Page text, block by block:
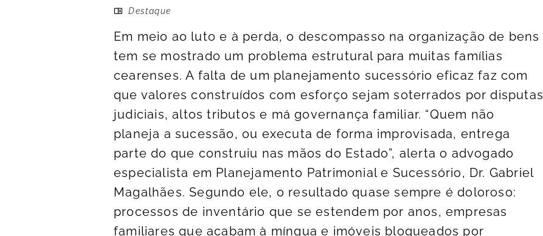
Destaque
Em meio ao luto e à perda, o descompasso na organização de bens
tem se mostrado um problema estrutural para muitas famílias
cearenses. A falta de um planejamento sucessório eficaz faz com
que valores construídos com esforço sejam soterrados por disputas
judiciais, altos tributos e má governança familiar. “Quem não
planeja a sucessão, ou executa de forma improvisada, entrega
parte do que construiu nas mãos do Estado”, alerta o advogado
especialista em Planejamento Patrimonial e Sucessório, Dr. Gabriel
Magalhães. Segundo ele, o resultado quase sempre é doloroso:
processos de inventário que se estendem por anos, empresas
familiares que acabam à míngua e imóveis bloqueados por